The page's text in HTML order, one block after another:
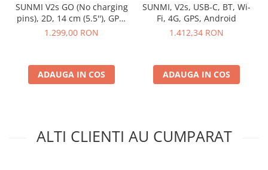
SUNMI V2s GO (No charging
pins), 2D, 14 cm (5.5''), GPS,
USB-C, BT (BLE), Wi-Fi, 4G,
1.299,00 RON
ADAUGA IN COS
SUNMI, V2s, USB-C, BT, Wi-
Fi, 4G, GPS, Android
1.412,34 RON
ADAUGA IN COS
ALTI CLIENTI AU CUMPARAT